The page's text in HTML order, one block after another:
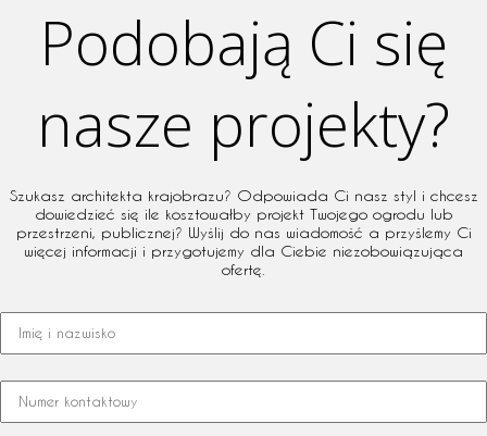
Podobają Ci się
nasze projekty?
Szukasz architekta krajobrazu? Odpowiada Ci nasz styl i chcesz
dowiedzieć się ile kosztowałby projekt Twojego ogrodu lub
przestrzeni, publicznej? Wyślij do nas wiadomość a przyślemy Ci
więcej informacji i przygotujemy dla Ciebie niezobowiązująca
ofertę.